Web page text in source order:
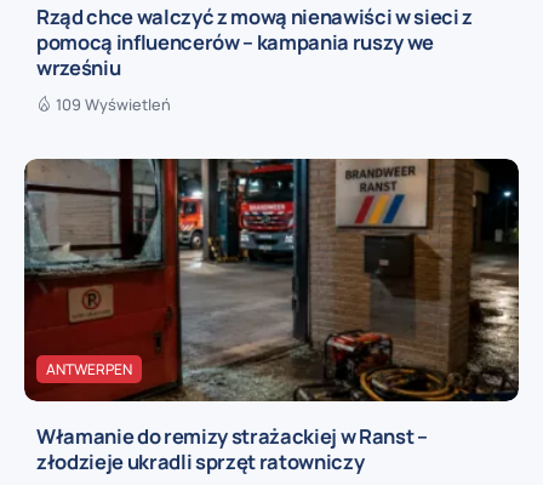
Rząd chce walczyć z mową nienawiści w sieci z
pomocą influencerów – kampania ruszy we
wrześniu
109 Wyświetleń
ANTWERPEN
Włamanie do remizy strażackiej w Ranst –
złodzieje ukradli sprzęt ratowniczy